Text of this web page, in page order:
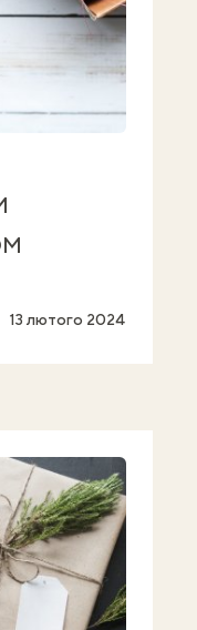
13 лютого 2024